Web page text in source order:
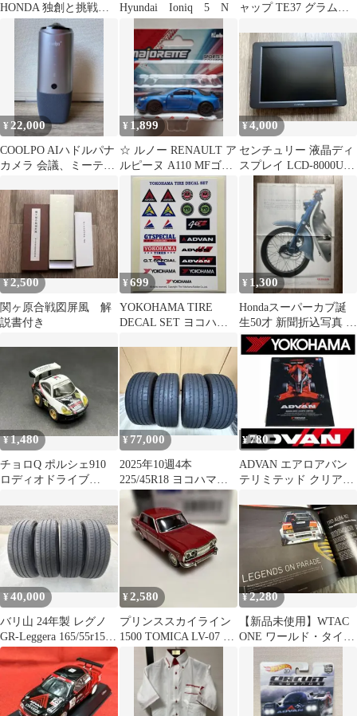
HONDA 独創と挑戦の
Hyundai Ioniq 5 N
ャップ TE37 グラムラ
¥ 22,000
COOLPO AIハドルパナ
カメラ 会議、ミーティ
¥ 1,899
☆ ルノー RENAULT ア
ルピーヌ A110 MFゴー
スト タイプ ミニカー
¥4,000
センチュリー 液晶ディ
スプレイ LCD-8000U +
専用キャリングケース
¥2,500
関ヶ原合戦図屏風 解
説書付き
¥699
YOKOHAMA TIRE
DECAL SET ヨコハマ
¥ 1,300
Hondaスーパーカブ誕
生50才 新聞折込写真 日
本経済新聞2008年8月1
日
¥1,480
チョロQ ポルシェ910
ロディオドライブ
¥77,000
2025年10週4本
225/45R18 ヨコハマ
ADVAN APEX 値下げ！
¥ 780
ADVAN エアロアバン
テリミテッド クリアフ
¥40,000
バリ山 24年製 レグノ
GR-Leggera 165/55r15 4
本
¥2,580
プリンススカイライン
1500 TOMICA LV-07 リ
ミッテッドヴィンテー
¥2,280
【新品未使用】WTAC
ONE ワールド・タイ
ンジ 写真集